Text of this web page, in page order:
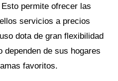
permite ofrecer las
servicios a precios
dota de gran flexibilidad
dependen de sus hogares
favoritos.